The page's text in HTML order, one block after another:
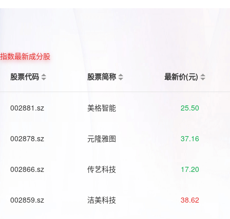
指数最新成分股
股票代码
股票简称 最新价(元)
002881.sz 美格智能 25.50
002878.sz 元隆雅图 37.16
002866.sz 传艺科技 17.20
002859.sz 洁美科技 38.62